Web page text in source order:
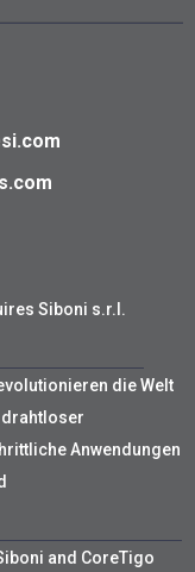
Siboni s.r.l.
die Welt
Anwendungen
and CoreTigo